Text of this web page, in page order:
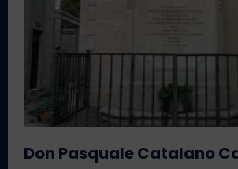
Don Pasquale Catalano